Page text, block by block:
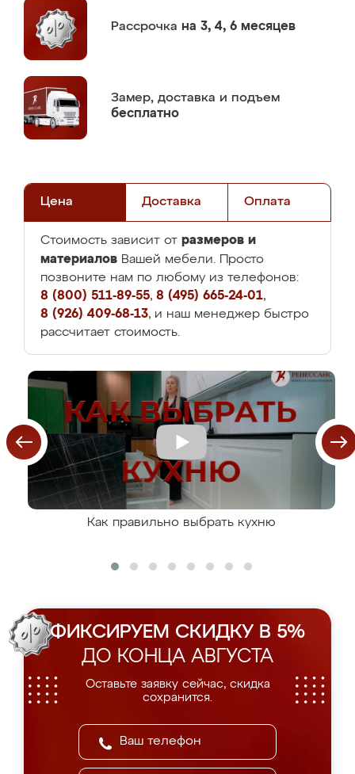
Рассрочка на 3, 4, 6 месяцев
Замер, доставка и подъем
бесплатно
Цена Доставка Оплата
Стоимость зависит от размеров и
материалов Вашей мебели. Просто
позвоните нам по любому из телефонов:
8 (800) 511-89-55, 8 (495) 665-24-01,
8 (926) 409-68-13, и наш менеджер быстро
рассчитает стоимость.
Как правильно выбрать кухню
ФИКСИРУЕМ СКИДКУ В 5%
ДО КОНЦА АВГУСТА
Оставьте заявку сейчас, скидка
сохранится.